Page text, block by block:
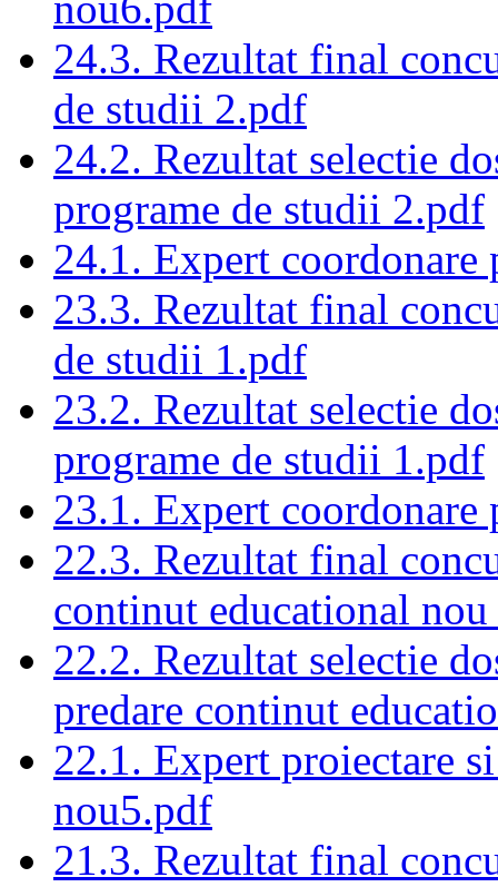
24.3. Rezultat final
de studii 2.pdf
24.2. Rezultat selectie
programe de studii 2.pdf
24.1. Expert
23.3. Rezultat final
de studii 1.pdf
23.2. Rezultat selectie
programe de studii 1.pdf
23.1. Expert
22.3. Rezultat final
continut educational
22.2. Rezultat selectie
predare continut
22.1. Expert proiectare
nou5.pdf
21.3. Rezultat final